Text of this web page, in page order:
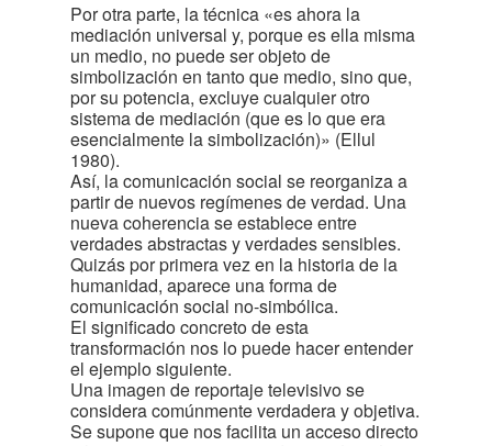
Por otra parte, la técnica «es ahora la
mediación universal y, porque es ella misma
un medio, no puede ser objeto de
simbolización en tanto que medio, sino que,
por su potencia, excluye cualquier otro
sistema de mediación (que es lo que era
esencialmente la simbolización)» (Ellul
1980).
Así, la comunicación social se reorganiza a
partir de nuevos regímenes de verdad. Una
nueva coherencia se establece entre
verdades abstractas y verdades sensibles.
Quizás por primera vez en la historia de la
humanidad, aparece una forma de
comunicación social no-simbólica.
El significado concreto de esta
transformación nos lo puede hacer entender
el ejemplo siguiente.
Una imagen de reportaje televisivo se
considera comúnmente verdadera y objetiva.
Se supone que nos facilita un acceso directo